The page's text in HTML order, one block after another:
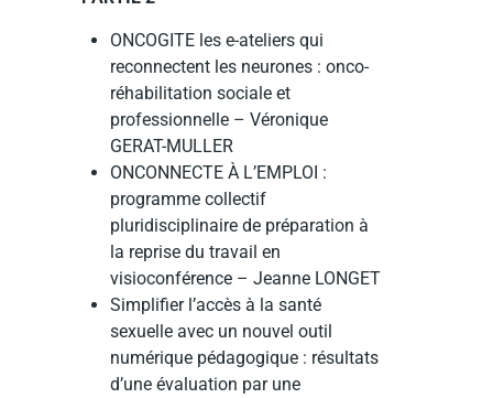
ONCOGITE les e-ateliers qui
reconnectent les neurones : onco-
réhabilitation sociale et
professionnelle – Véronique
GERAT-MULLER
ONCONNECTE À L’EMPLOI :
programme collectif
pluridisciplinaire de préparation à
la reprise du travail en
visioconférence – Jeanne LONGET
Simplifier l’accès à la santé
sexuelle avec un nouvel outil
numérique pédagogique : résultats
d’une évaluation par une